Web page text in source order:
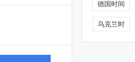
德国时间
乌克兰时